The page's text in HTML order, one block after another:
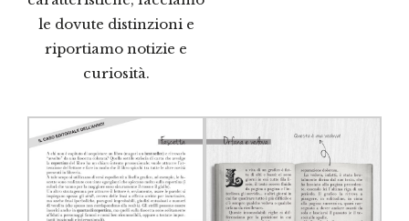
le dovute distinzioni e
riportiamo notizie e
curiosità.